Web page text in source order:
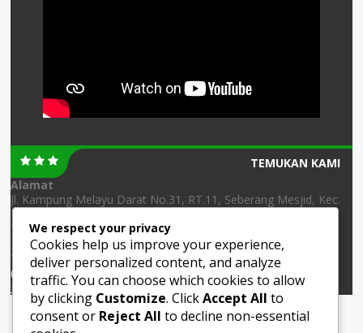
TEMUKAN KAMI
Alamat
Jl. Kampung Melayu Darat No.31, RT.11, Seberang Mesjid, Kec.
Banjarmasin Tengah, Kota Banjarmasin, Kalimantan Selatan
70123
Telepon
(0511) 3250534
Developed By MAN 1 IT Team
We respect your privacy
Cookies help us improve your experience,
deliver personalized content, and analyze
traffic. You can choose which cookies to allow
by clicking Customize. ClickAccept All to
consent or Reject All to decline non-essential